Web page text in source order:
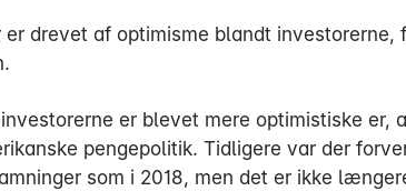
er drevet af optimisme blandt investorerne,
er blevet mere optimistiske er,
pengepolitik. Tidligere var der
som i 2018, men det er ikke